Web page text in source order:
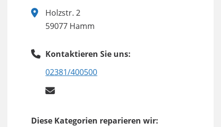
Holzstr. 2
59077 Hamm
Kontaktieren Sie uns:
02381/400500
Diese Kategorien reparieren wir: